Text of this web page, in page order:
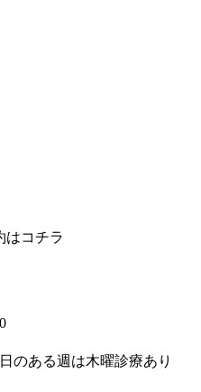
はコチラ
ある週は木曜診療あり